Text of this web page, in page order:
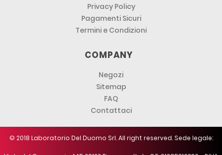
Privacy Policy
Pagamenti Sicuri
Termini e Condizioni
COMPANY
Negozi
Sitemap
FAQ
Contattaci
© 2018 Laboratorio Del Duomo Srl. All right reserved. Sede legale: